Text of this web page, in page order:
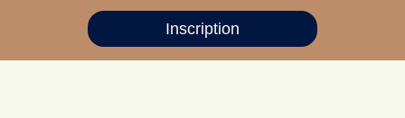
Inscription